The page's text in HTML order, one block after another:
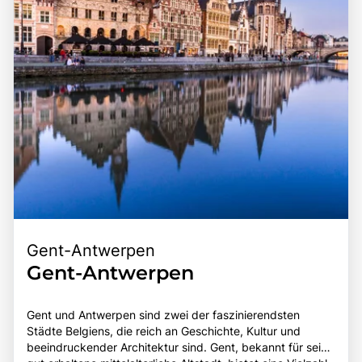
die Vielfalt und den Charme dieser einzigartigen Stadt
entdecken möchten.
Gent-Antwerpen
Gent-Antwerpen
Gent und Antwerpen sind zwei der faszinierendsten
Städte Belgiens, die reich an Geschichte, Kultur und
beeindruckender Architektur sind. Gent, bekannt für seine